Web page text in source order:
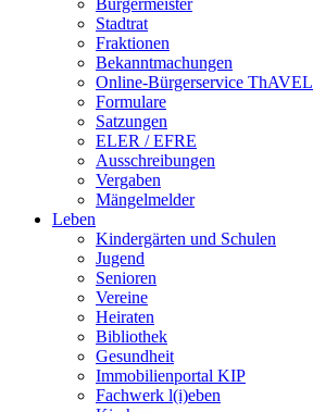
Bürgermeister
Stadtrat
Fraktionen
Bekanntmachungen
Online-Bürgerservice ThAVEL
Formulare
Satzungen
ELER / EFRE
Ausschreibungen
Vergaben
Mängelmelder
Leben
Kindergärten und Schulen
Jugend
Senioren
Vereine
Heiraten
Bibliothek
Gesundheit
Immobilienportal KIP
Fachwerk l(i)eben